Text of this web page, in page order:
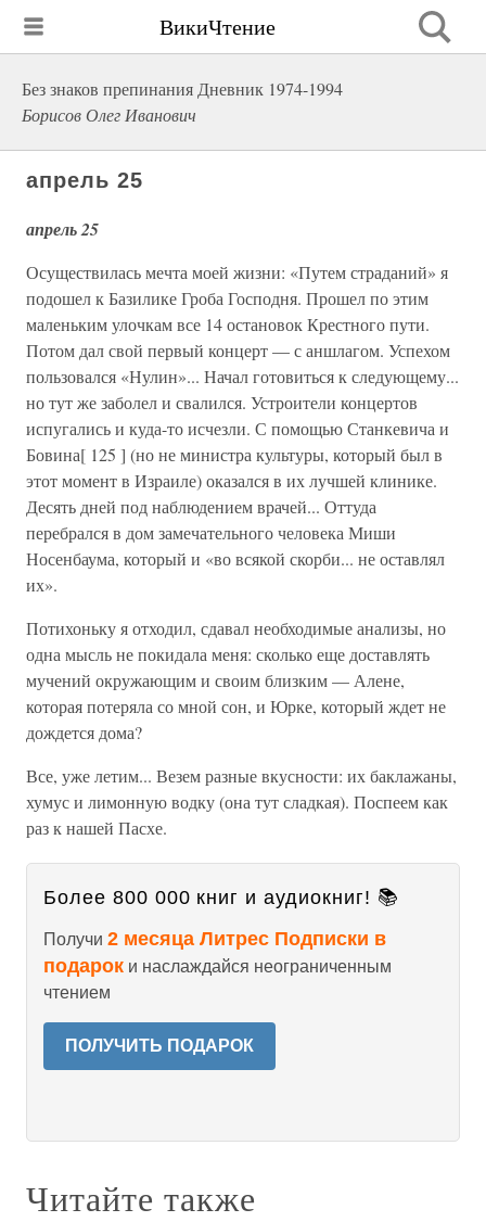
ВикиЧтение
Без знаков препинания Дневник 1974-1994
Борисов Олег Иванович
апрель 25
апрель 25
Осуществилась мечта моей жизни: «Путем страданий» я
подошел к Базилике Гроба Господня. Прошел по этим
маленьким улочкам все 14 остановок Крестного пути.
Потом дал свой первый концерт — с аншлагом. Успехом
пользовался «Нулин»... Начал готовиться к следующему...
но тут же заболел и свалился. Устроители концертов
испугались и куда-то исчезли. С помощью Станкевича и
Бовина[ 125 ] (но не министра культуры, который был в
этот момент в Израиле) оказался в их лучшей клинике.
Десять дней под наблюдением врачей... Оттуда
перебрался в дом замечательного человека Миши
Носенбаума, который и «во всякой скорби... не оставлял
их».
Потихоньку я отходил, сдавал необходимые анализы, но
одна мысль не покидала меня: сколько еще доставлять
мучений окружающим и своим близким — Алене,
которая потеряла со мной сон, и Юрке, который ждет не
дождется дома?
Все, уже летим... Везем разные вкусности: их баклажаны,
хумус и лимонную водку (она тут сладкая). Поспеем как
раз к нашей Пасхе.
Более 800 000 книг и аудиокниг! 📚
Получи 2 месяца Литрес Подписки в
подарок и наслаждайся неограниченным
чтением
ПОЛУЧИТЬ ПОДАРОК
Читайте также